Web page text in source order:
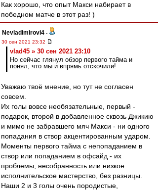
Как хорошо, что опыт Макси набирает в
победном матче в этот раз! )
Nevladimirovi4 -
30 сен 2021 23:32
vlad45 » 30 сен 2021 23:10
Но сейчас глянул обзор первого тайма и
понял, что мы и впрямь отскочили!
Уважаю твоё мнение, но тут не согласен
совсем.
Их голы вовсе необязательные, первый -
подарок, второй в добавленное сквозь Джикию
и мимо не забравшего мяч Макси - ни одного
попадания в створ акцентированным ударом.
Моменты первого тайма с непопаданием в
створ или попаданием в офсайд - их
проблемы, несобранность или низкое
исполнительское мастерство, без разницы.
Наши 2 и 3 голы очень породистые,